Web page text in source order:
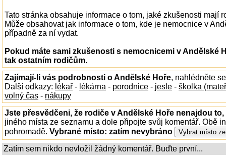
Tato stránka obsahuje informace o tom, jaké zkušenosti mají
Může obsahovat jak informace o tom, kde je nemocnice v
případně za ní vydat.
Pokud máte sami zkušenosti s nemocnicemi v Andělské
tak ostatním rodičům.
Zajímají-li vás podrobnosti o Andělské Hoře, nahlédněte
Další odkazy: lékař - lékárna - porodnice - jesle - školka
volný čas - nákupy
Jste přesvědčeni, že rodiče v Andělské Hoře nenajdou
jiného místa ze seznamu a dole připojte svůj komentář. Obě
pohromadě. Vybrané místo: zatím nevybráno
Zatím sem nikdo nevložil žádný komentář. Buďte první...